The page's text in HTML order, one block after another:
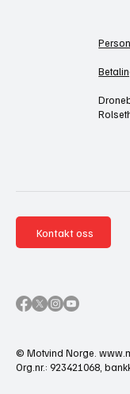
Kontakt oss
© Motvind Norge.
Org.nr.: 923421068,